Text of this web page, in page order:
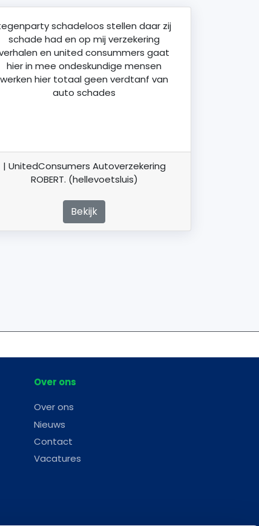
schadeloos stellen daar zij
schade had en op mij verzekering
en united consummers gaat
hier in mee ondeskundige mensen
werken hier totaal geen verdtanf van
auto schades
| UnitedConsumers Autoverzekering
ROBERT. (hellevoetsluis)
Bekijk
Over ons
Over ons
Nieuws
Contact
Vacatures